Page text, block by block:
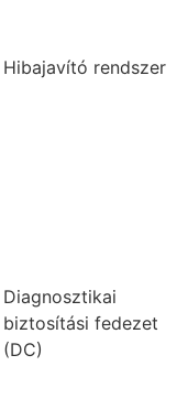
Hibajavító rendszer
Diagnosztikai
biztosítási fedezet
(DC)